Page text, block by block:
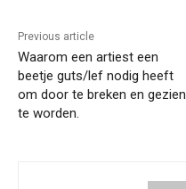
Previous article
Waarom een artiest een
beetje guts/lef nodig heeft
om door te breken en gezien
te worden.